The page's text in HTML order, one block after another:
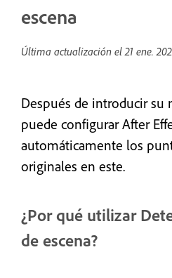
escena
Última actualización el21 ene.
Después de introducir su
puede configurar After
automáticamente los
originales en este.
¿Por qué utilizar
de escena?